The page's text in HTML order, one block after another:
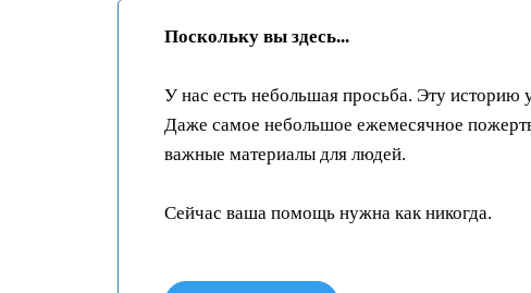
Поскольку вы здесь...
У нас есть небольшая просьба. Эту историю
Даже самое небольшое ежемесячное
важные материалы для людей.
Сейчас ваша помощь нужна как никогда.